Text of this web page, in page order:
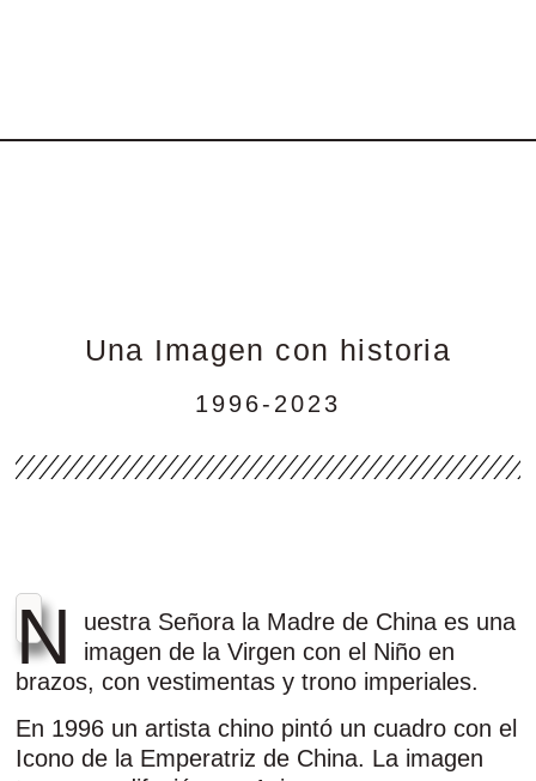
Una Imagen con historia
1996-2023
N
uestra Señora la Madre de China es una
imagen de la Virgen con el Niño en
brazos, con vestimentas y trono imperiales.
En 1996 un artista chino pintó un cuadro con el
Icono de la Emperatriz de China. La imagen